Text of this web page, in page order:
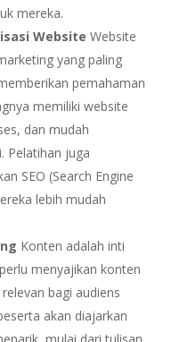
mereka.
Website Website
yang paling
pemahaman
memiliki website
dan mudah
Pelatihan juga
SEO (Search Engine
lebih mudah
Konten adalah inti
menyajikan konten
bagi audiens
akan diajarkan